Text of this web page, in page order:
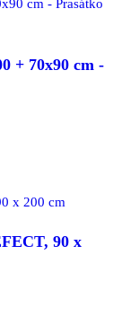
+ 70x90 cm -
90 x